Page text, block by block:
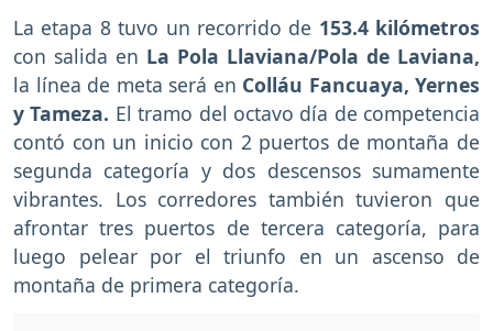
La etapa 8 tuvo un recorrido de 153.4 kilómetros
con salida en La Pola Llaviana/Pola de Laviana,
la línea de meta será en Colláu Fancuaya, Yernes
y Tameza. El tramo del octavo día de competencia
contó con un inicio con 2 puertos de montaña de
segunda categoría y dos descensos sumamente
vibrantes. Los corredores también tuvieron que
afrontar tres puertos de tercera categoría, para
luego pelear por el triunfo en un ascenso de
montaña de primera categoría.